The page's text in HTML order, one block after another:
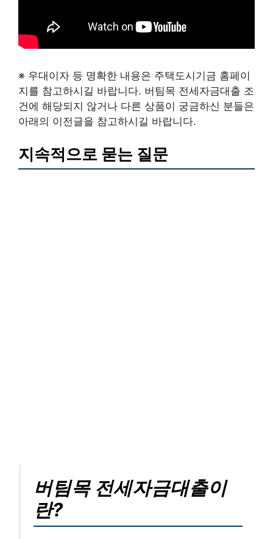
※ 우대이자 등 명확한 내용은 주택도시기금 홈페이
지를 참고하시길 바랍니다. 버팀목 전세자금대출 조
건에 해당되지 않거나 다른 상품이 궁금하신 분들은
아래의 이전글을 참고하시길 바랍니다.
지속적으로 묻는 질문
버팀목 전세자금대출이
란?